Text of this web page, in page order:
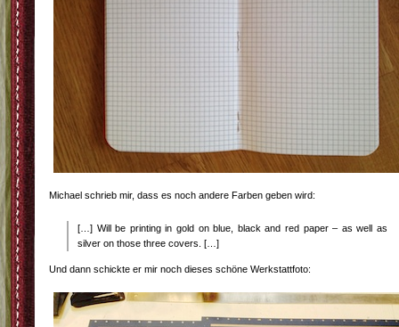
Michael schrieb mir, dass es noch andere Farben geben wird:
[…] Will be printing in gold on blue, black and red paper – as well as
silver on those three covers. […]
Und dann schickte er mir noch dieses schöne Werkstattfoto: